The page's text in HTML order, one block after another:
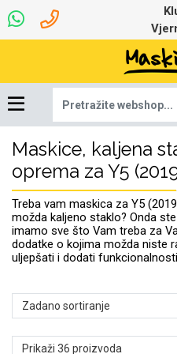
Maskice, kaljena
oprema za Y5
Treba vam maskica za Y5
možda kaljeno staklo? Onda
imamo sve što Vam treba za
dodatke o kojima možda niste
uljepšati i dodati
Dinamo maskice za
mobitel
Robotski usisavači
Najprodavanije -
TOP 100
Ljetna kolekcija
Univerzalna oprema
za tablet
7.0 - 8.0 inča
Apple
Igračke i ostalo
Selfie Stick
Punjači
Mikrofoni
Pametni Satovi
Oprema za Smart
Watch
Auto Kamere
Podloga za miš
mikrofoni
Ruksaci i torbice